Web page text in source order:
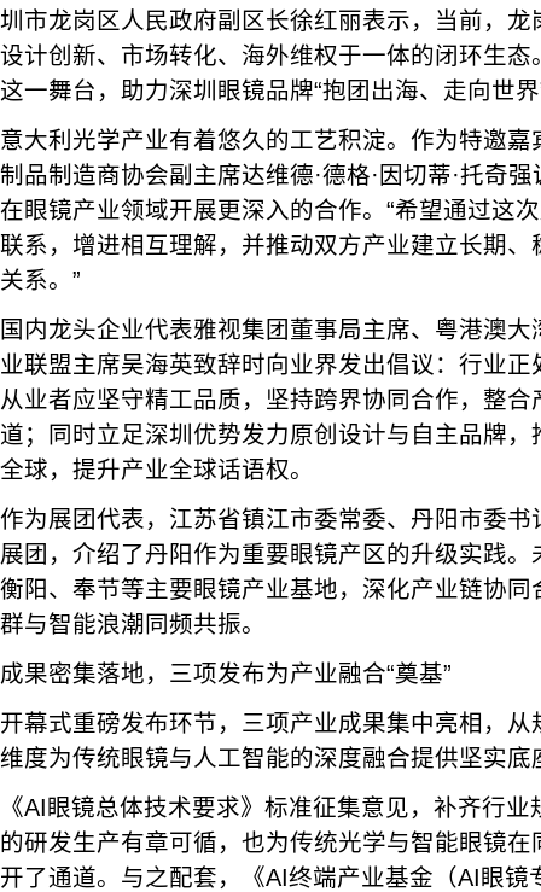
圳市龙岗区人民政府副区长徐红丽表示，当前，
设计创新、市场转化、海外维权于一体的闭环生
这一舞台，助力深圳眼镜品牌“抱团出海、走向世界
意大利光学产业有着悠久的工艺积淀。作为特邀
制品制造商协会副主席达维德·德格·因切蒂·托奇
在眼镜产业领域开展更深入的合作。“希望通过这
联系，增进相互理解，并推动双方产业建立长期
关系。”
国内龙头企业代表雅视集团董事局主席、粤港澳大
业联盟主席吴海英致辞时向业界发出倡议：行业
从业者应坚守精工品质，坚持跨界协同合作，整
道；同时立足深圳优势发力原创设计与自主品牌
全球，提升产业全球话语权。
作为展团代表，江苏省镇江市委常委、丹阳市委
展团，介绍了丹阳作为重要眼镜产区的升级实践
衡阳、奉节等主要眼镜产业基地，深化产业链协
群与智能浪潮同频共振。
成果密集落地，三项发布为产业融合“奠基”
开幕式重磅发布环节，三项产业成果集中亮相，
维度为传统眼镜与人工智能的深度融合提供坚实底
《AI眼镜总体技术要求》标准征集意见，补齐行
的研发生产有章可循，也为传统光学与智能眼镜
开了通道。与之配套，《AI终端产业基金（AI眼镜